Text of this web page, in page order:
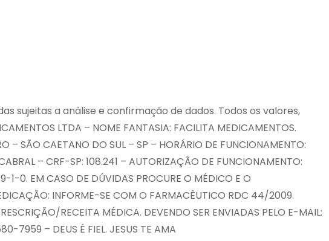
sujeitas a análise e confirmação de dados. Todos os valores,
LTDA – NOME FANTASIA: FACILITA MEDICAMENTOS.
– SÃO CAETANO DO SUL – SP – HORÁRIO DE FUNCIONAMENTO:
– CRF-SP: 108.241 – AUTORIZAÇÃO DE FUNCIONAMENTO:
0. EM CASO DE DÚVIDAS PROCURE O MÉDICO E O
INFORME-SE COM O FARMACÊUTICO RDC 44/2009.
RECEITA MÉDICA. DEVENDO SER ENVIADAS PELO E-MAIL:
– DEUS É FIEL. JESUS TE AMA